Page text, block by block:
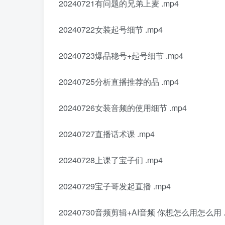
20240721有问题的兄弟上麦 .mp4
20240722女装起号细节 .mp4
20240723爆品稳号+起号细节 .mp4
20240725分析直播推荐的品 .mp4
20240726女装音频的使用细节 .mp4
20240727直播话术课 .mp4
20240728上课了宝子们 .mp4
20240729宝子哥发起直播 .mp4
20240730音频剪辑+AI音频 你想怎么用怎么用